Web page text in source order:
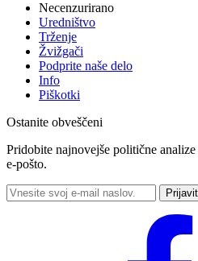
Necenzurirano
Uredništvo
Trženje
Žvižgači
Podprite naše delo
Info
Piškotki
Ostanite obveščeni
Pridobite najnovejše politične
e-pošto.